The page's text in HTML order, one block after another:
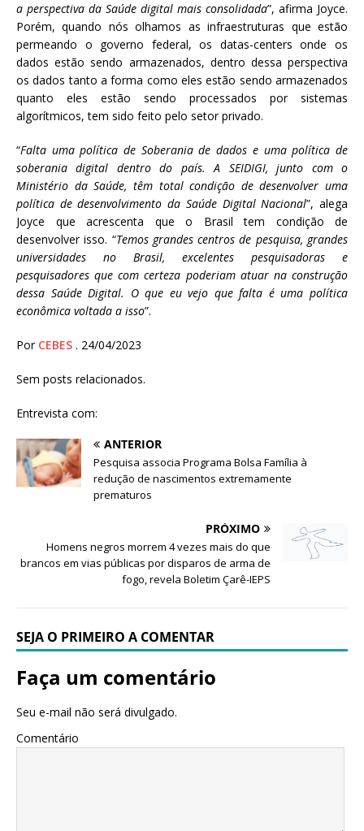
a perspectiva da Saúde digital mais consolidada”, afirma Joyce.
Porém, quando nós olhamos as infraestruturas que estão
permeando o governo federal, os datas-centers onde os
dados estão sendo armazenados, dentro dessa perspectiva
os dados tanto a forma como eles estão sendo armazenados
quanto eles estão sendo processados por sistemas
algorítmicos, tem sido feito pelo setor privado.
“Falta uma política de Soberania de dados e uma política de
soberania digital dentro do país. A SEIDIGI, junto com o
Ministério da Saúde, têm total condição de desenvolver uma
política de desenvolvimento da Saúde Digital Nacional”, alega
Joyce que acrescenta que o Brasil tem condição de
desenvolver isso. “Temos grandes centros de pesquisa, grandes
universidades no Brasil, excelentes pesquisadoras e
pesquisadores que com certeza poderiam atuar na construção
dessa Saúde Digital. O que eu vejo que falta é uma política
econômica voltada a isso”.
Por CEBES . 24/04/2023
Sem posts relacionados.
Entrevista com:
ANTERIOR
Pesquisa associa Programa Bolsa Família à
redução de nascimentos extremamente
prematuros
PRÓXIMO
Homens negros morrem 4 vezes mais do que
brancos em vias públicas por disparos de arma de
fogo, revela Boletim Çarê-IEPS
SEJA O PRIMEIRO A COMENTAR
Faça um comentário
Seu e-mail não será divulgado.
Comentário